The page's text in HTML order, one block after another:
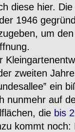
diese hier.
1946
um
zweiten
ein
nunmehr auf
die bis
kommt